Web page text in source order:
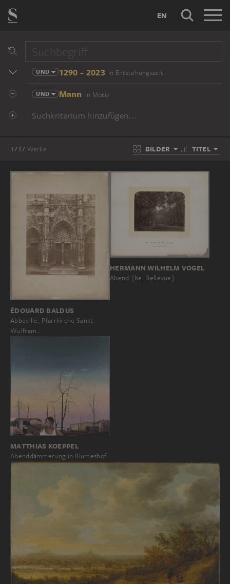
EN
UND 1290 - 2023 in Entstehungszeit
UND Mann in Motiv
Suchkriterium hinzufügen...
1717 Werke BILDER TITEL
ÉDOUARD BALDUS
Abbeville, Pfarrkirche Sankt
Wulfram…
HERMANN WILHELM VOGEL
Abend (bei Bellevue)
MATTHIAS KOEPPEL
Abenddämmerung in Blumeshof